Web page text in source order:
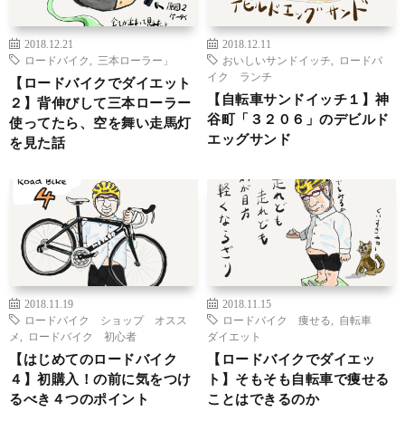
2018.12.21
ロードバイク
三本ローラー」
【ロードバイクでダイエット
２】背伸びして三本ローラー
使ってたら、空を舞い走馬灯
を見た話
2018.12.11
おいしいサンドイッチ
ロードバ
イク ランチ
【自転車サンドイッチ１】神
谷町「３２０６」のデビルド
エッグサンド
2018.11.19
ロードバイク ショップ オスス
メ
ロードバイク 初心者
【はじめてのロードバイク
４】初購入！の前に気をつけ
るべき４つのポイント
2018.11.15
ロードバイク 痩せる
自転車
ダイエット
【ロードバイクでダイエッ
ト】そもそも自転車で痩せる
ことはできるのか